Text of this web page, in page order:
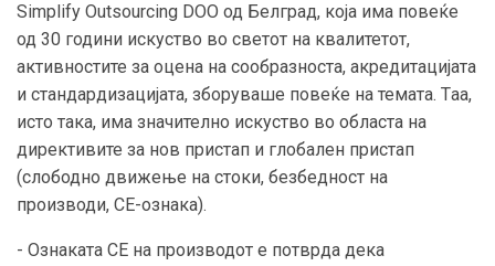
Simplify Outsourcing DOO од Белград, која има повеќе
од 30 години искуство во светот на квалитетот,
активностите за оцена на сообразноста, акредитацијата
и стандардизацијата, зборуваше повеќе на темата. Тaa,
исто така, има значително искуство во областа на
директивите за нов пристап и глобален пристап
(слободно движење на стоки, безбедност на
производи, CE-ознака).
- Ознаката CE на производот е потврда дека